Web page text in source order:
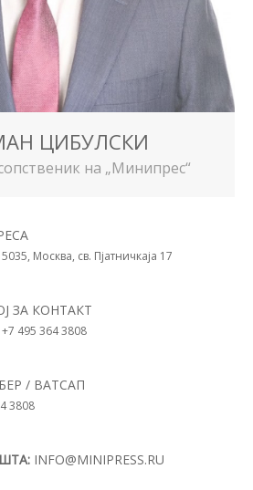
ЦИБУЛСКИ
на „Минипрес“
Москва, св. Пјатничкаја 17
ЗА КОНТАКТ
+7 495 364 3808
/ ВАТСАП
3808
INFO@MINIPRESS.RU